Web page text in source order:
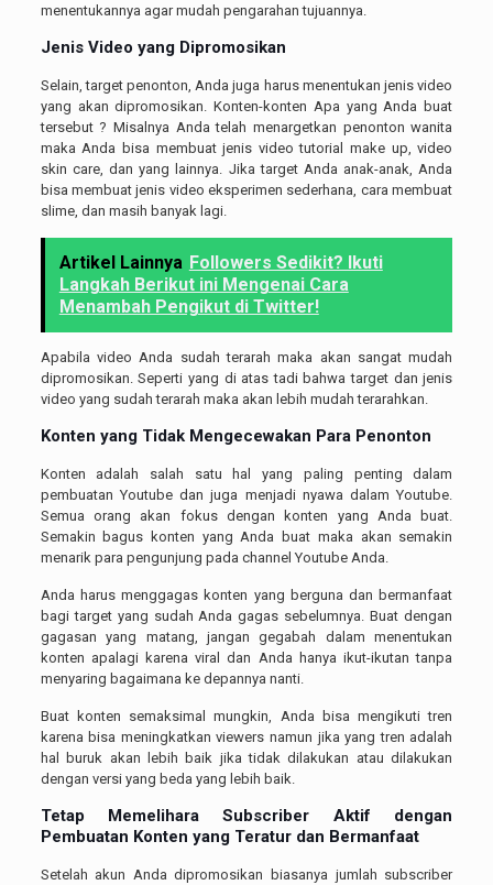
menentukannya agar mudah pengarahan tujuannya.
Jenis Video yang Dipromosikan
Selain, target penonton, Anda juga harus menentukan jenis video
yang akan dipromosikan. Konten-konten Apa yang Anda buat
tersebut ? Misalnya Anda telah menargetkan penonton wanita
maka Anda bisa membuat jenis video tutorial make up, video
skin care, dan yang lainnya. Jika target Anda anak-anak, Anda
bisa membuat jenis video eksperimen sederhana, cara membuat
slime, dan masih banyak lagi.
Artikel Lainnya Followers Sedikit? Ikuti
Langkah Berikut ini Mengenai Cara
Menambah Pengikut di Twitter!
Apabila video Anda sudah terarah maka akan sangat mudah
dipromosikan. Seperti yang di atas tadi bahwa target dan jenis
video yang sudah terarah maka akan lebih mudah terarahkan.
Konten yang Tidak Mengecewakan Para Penonton
Konten adalah salah satu hal yang paling penting dalam
pembuatan Youtube dan juga menjadi nyawa dalam Youtube.
Semua orang akan fokus dengan konten yang Anda buat.
Semakin bagus konten yang Anda buat maka akan semakin
menarik para pengunjung pada channel Youtube Anda.
Anda harus menggagas konten yang berguna dan bermanfaat
bagi target yang sudah Anda gagas sebelumnya. Buat dengan
gagasan yang matang, jangan gegabah dalam menentukan
konten apalagi karena viral dan Anda hanya ikut-ikutan tanpa
menyaring bagaimana ke depannya nanti.
Buat konten semaksimal mungkin, Anda bisa mengikuti tren
karena bisa meningkatkan viewers namun jika yang tren adalah
hal buruk akan lebih baik jika tidak dilakukan atau dilakukan
dengan versi yang beda yang lebih baik.
Tetap Memelihara Subscriber Aktif dengan
Pembuatan Konten yang Teratur dan Bermanfaat
Setelah akun Anda dipromosikan biasanya jumlah subscriber